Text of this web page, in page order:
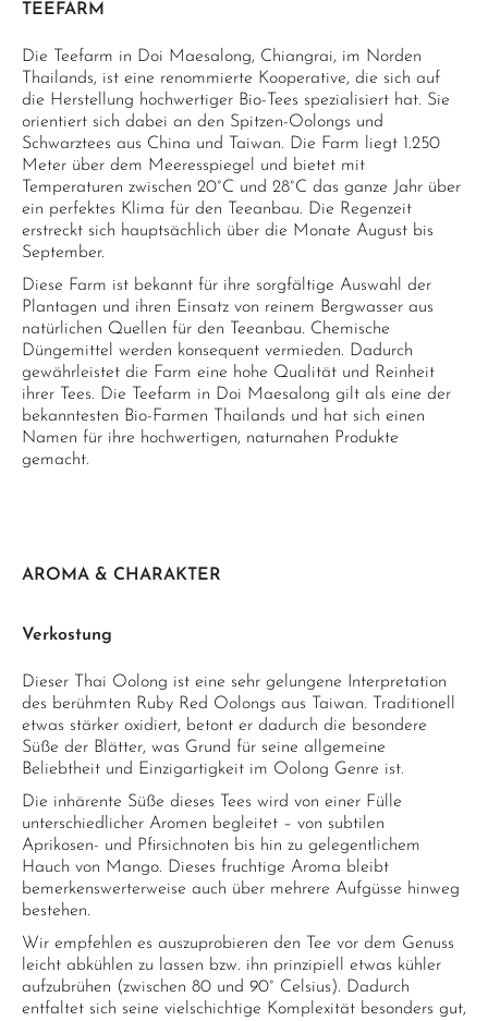
TEEFARM
Die Teefarm in Doi Maesalong, Chiangrai, im Norden
Thailands, ist eine renommierte Kooperative, die sich auf
die Herstellung hochwertiger Bio-Tees spezialisiert hat. Sie
orientiert sich dabei an den Spitzen-Oolongs und
Schwarztees aus China und Taiwan. Die Farm liegt 1.250
Meter über dem Meeresspiegel und bietet mit
Temperaturen zwischen 20°C und 28°C das ganze Jahr über
ein perfektes Klima für den Teeanbau. Die Regenzeit
erstreckt sich hauptsächlich über die Monate August bis
September.
Diese Farm ist bekannt für ihre sorgfältige Auswahl der
Plantagen und ihren Einsatz von reinem Bergwasser aus
natürlichen Quellen für den Teeanbau. Chemische
Düngemittel werden konsequent vermieden. Dadurch
gewährleistet die Farm eine hohe Qualität und Reinheit
ihrer Tees. Die Teefarm in Doi Maesalong gilt als eine der
bekanntesten Bio-Farmen Thailands und hat sich einen
Namen für ihre hochwertigen, naturnahen Produkte
gemacht.
AROMA & CHARAKTER
Verkostung
Dieser Thai Oolong ist eine sehr gelungene Interpretation
des berühmten Ruby Red Oolongs aus Taiwan. Traditionell
etwas stärker oxidiert, betont er dadurch die besondere
Süße der Blätter, was Grund für seine allgemeine
Beliebtheit und Einzigartigkeit im Oolong Genre ist.
Die inhärente Süße dieses Tees wird von einer Fülle
unterschiedlicher Aromen begleitet – von subtilen
Aprikosen- und Pfirsichnoten bis hin zu gelegentlichem
Hauch von Mango. Dieses fruchtige Aroma bleibt
bemerkenswerterweise auch über mehrere Aufgüsse hinweg
bestehen.
Wir empfehlen es auszuprobieren den Tee vor dem Genuss
leicht abkühlen zu lassen bzw. ihn prinzipiell etwas kühler
aufzubrühen (zwischen 80 und 90° Celsius). Dadurch
entfaltet sich seine vielschichtige Komplexität besonders gut,